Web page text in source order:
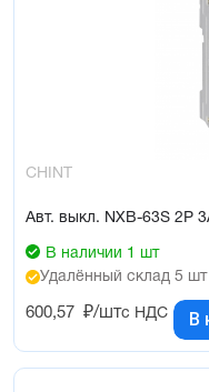
CHINT
Авт. выкл. NXB-63S 2P
В наличии 1 шт
Удалённый склад 5 шт
600,57 ₽/штс НДС В